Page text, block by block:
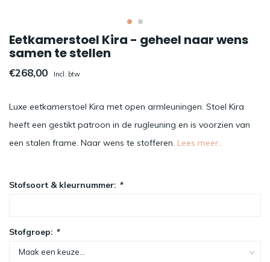
Eetkamerstoel Kira - geheel naar wens
samen te stellen
€268,00 Incl. btw
Luxe eetkamerstoel Kira met open armleuningen. Stoel Kira
heeft een gestikt patroon in de rugleuning en is voorzien van
een stalen frame. Naar wens te stofferen. Lees meer..
Stofsoort & kleurnummer: *
Stofgroep: *